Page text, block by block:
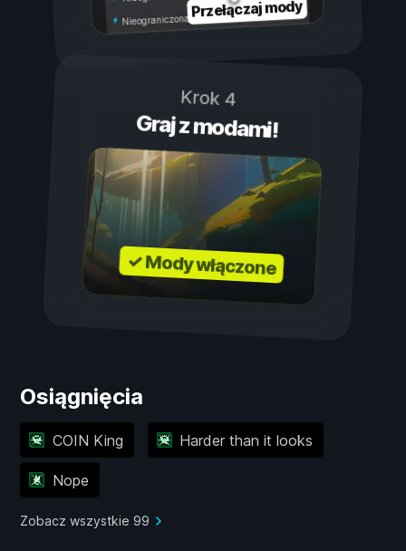
Nieograniczona wytrzymałość
Przełączaj mody
Krok 4
Graj z modami!
✓ Mody włączone
Osiągnięcia
COIN King Harder than it looks
Nope
Zobacz wszystkie 99